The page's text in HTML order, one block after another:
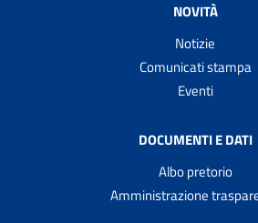
NOVITÀ
Notizie
Comunicati stampa
Eventi
DOCUMENTI E DATI
Albo pretorio
Amministrazione